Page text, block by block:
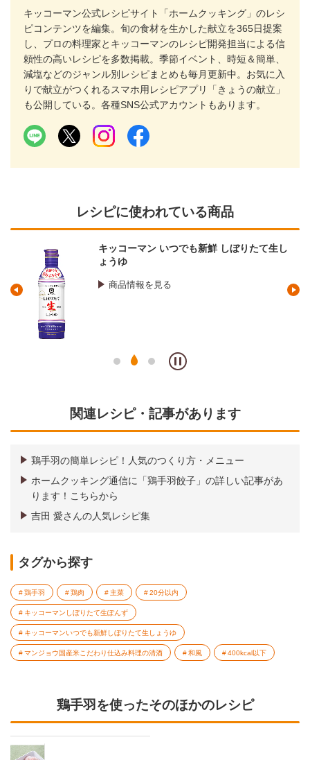
キッコーマン公式レシピサイト「ホームクッキング」のレシ
ピコンテンツを編集。旬の食材を生かした献立を365日提案
し、プロの料理家とキッコーマンのレシピ開発担当による信
頼性の高いレシピを多数掲載。季節イベント、時短＆簡単、
減塩などのジャンル別レシピまとめも毎月更新中。お気に入
りで献立がつくれるスマホ用レシピアプリ「きょうの献立」
も公開している。各種SNS公式アカウントもあります。
レシピに使われている商品
キッコーマン いつでも新鮮 しぼりたて生し
ょうゆ
商品情報を見る
関連レシピ・記事があります
鶏手羽の簡単レシピ！人気のつくり方・メニュー
ホームクッキング通信に「鶏手羽餃子」の詳しい記事があ
ります！こちらから
吉田 愛さんの人気レシピ集
タグから探す
鶏手羽 鶏肉 主菜 20分以内
キッコーマンしぼりたて生ぽんず
キッコーマンいつでも新鮮しぼりたて生しょうゆ
マンジョウ国産米こだわり仕込み料理の清酒 和風 400kcal以下
鶏手羽を使ったそのほかのレシピ